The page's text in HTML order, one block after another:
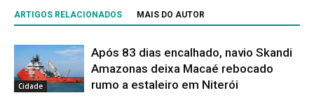
ARTIGOS RELACIONADOS MAIS DO AUTOR
Cidade
Após 83 dias encalhado, navio Skandi
Amazonas deixa Macaé rebocado
rumo a estaleiro em Niterói